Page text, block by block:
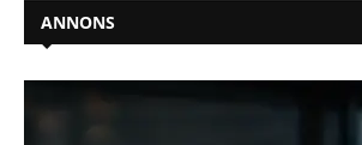
ANNONS